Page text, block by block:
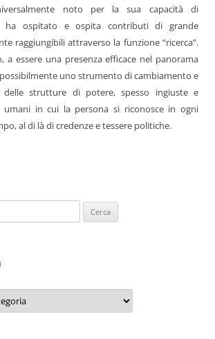
noto per la sua capacità di
ha ospitato e ospita contributi di grande
raggiungibili attraverso la funzione “ricerca”.
a essere una presenza efficace nel panorama
uno strumento di cambiamento e
delle strutture di potere, spesso ingiuste e
umani in cui la persona si riconosce in ogni
al di là di credenze e tessere politiche.